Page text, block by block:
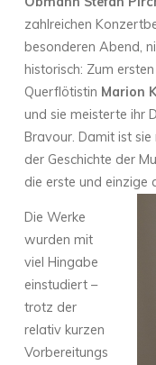
zahlreichen
besonderen Abend,
historisch: Zum
Querflötistin Marion
und sie meisterte ihr
Bravour. Damit ist sie
der Geschichte der
die erste und einzige
Die Werke
wurden mit
viel Hingabe
einstudiert –
trotz der
relativ kurzen
Vorbereitungs